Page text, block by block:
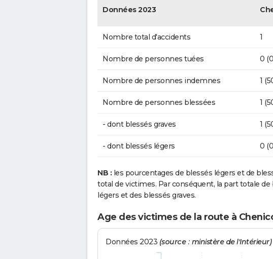
Données 2023
Nombre total d'accidents 1
Nombre de personnes tuées 0
Nombre de personnes indemnes 1
Nombre de personnes blessées 1
- dont blessés graves 1
- dont blessés légers 0
NB : les pourcentages de blessés légers et de
total de victimes. Par conséquent, la part totale
légers et des blessés graves.
Age des victimes de la route à
Données 2023 (source : ministère de l'Intérieur)